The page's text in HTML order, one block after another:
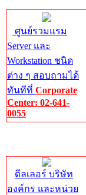
ศูนย์รวมแรม
Server และ
Workstation ชนิด
ต่าง ๆ สอบถามได้
ทันทีที่ Corporate
Center: 02-641-
0055
ดีลเลอร์ บริษัท
องค์กร และหน่วย